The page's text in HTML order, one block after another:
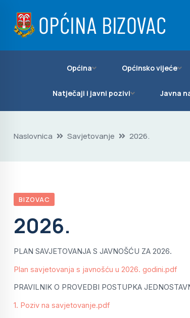
Općina Općinsko vijeće
Natječaji i javni pozivi Javna
Naslovnica Savjetovanje 2026.
BIZOVAC
2026.
PLAN SAVJETOVANJA S JAVNOŠĆU ZA 2026.
Plan savjetovanja s javnošću u 2026. godini.pdf
PRAVILNIK O PROVEDBI POSTUPKA
1. Poziv na savjetovanje.pdf